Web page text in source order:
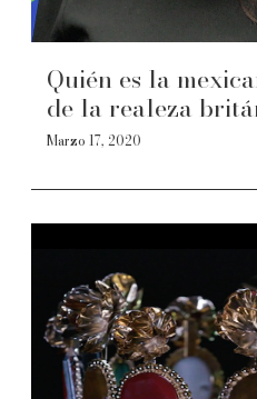
Quién es la
de la realeza
Marzo 17, 2020